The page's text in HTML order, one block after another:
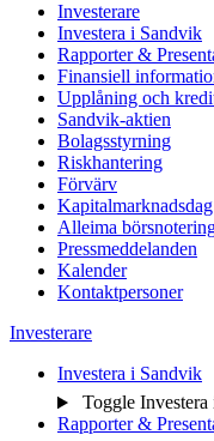
Investerare
Investera i Sandvik
Rapporter &
Finansiell
Upplåning och
Sandvik-aktien
Bolagsstyrning
Riskhantering
Förvärv
Kapitalmarknadsdag
Alleima
Pressmeddelanden
Kalender
Kontaktpersoner
Investerare
Investera i Sandvik
Toggle
Rapporter &